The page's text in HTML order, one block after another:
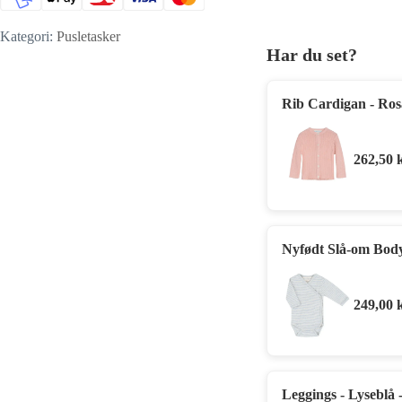
Kategori: Pusletasker
Har du set?
Rib Cardigan -
262,50
Nyfødt Slå-om
249,00
Leggings - Lyseblå